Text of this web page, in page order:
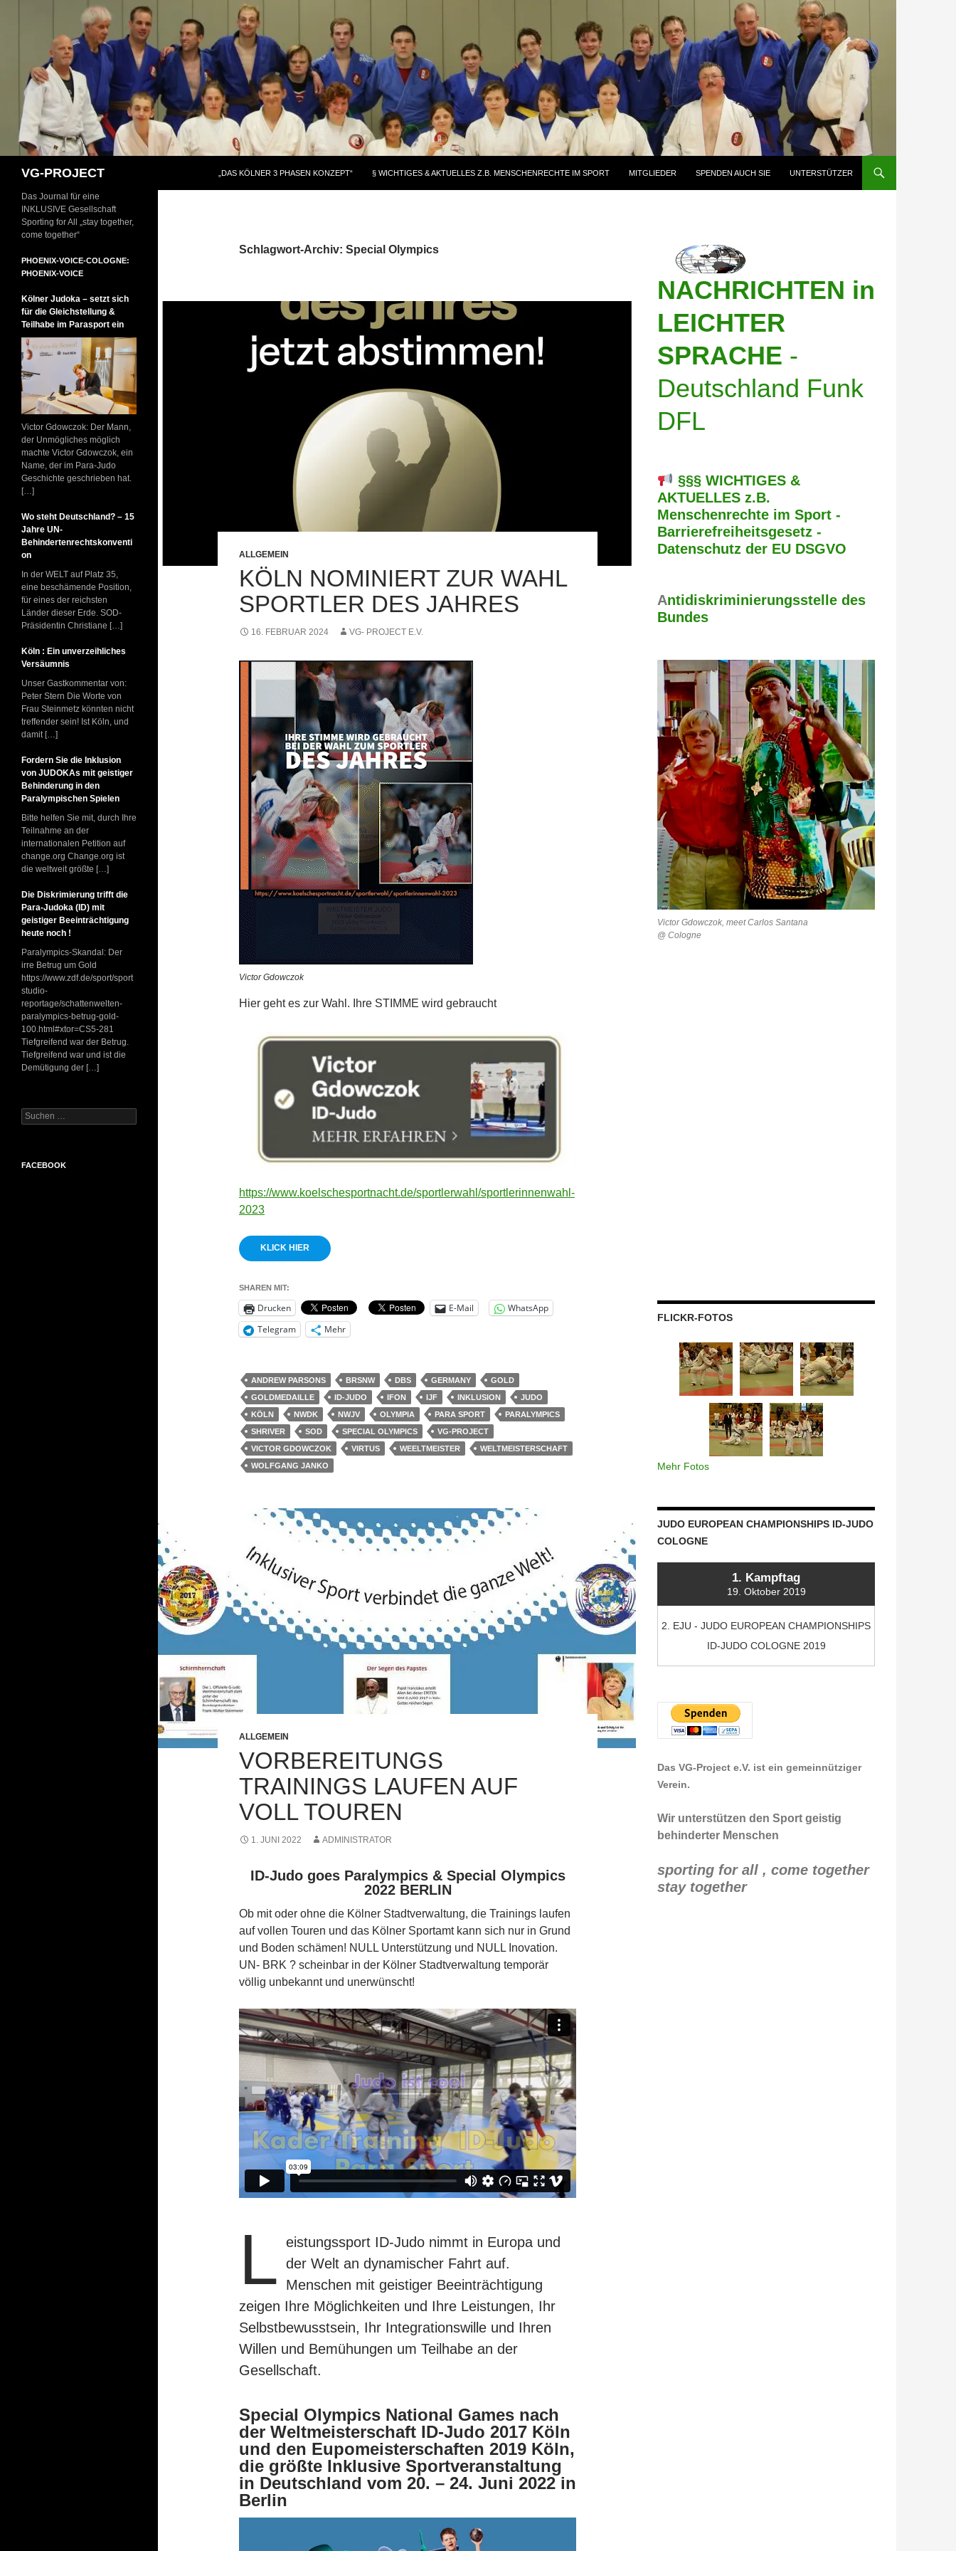
VG-PROJECT „DAS KÖLNER 3 PHASEN KONZEPT“ § WICHTIGES & AKTUELLES Z.B. MENSCHENRECHTE IM SPORT MITGLIEDER SPENDEN AUCH SIE UNTERSTÜTZER
Schlagwort-Archiv: Special Olympics
ALLGEMEIN
KÖLN NOMINIERT ZUR WAHL
SPORTLER DES JAHRES
16. FEBRUAR 2024 VG- PROJECT E.V.
Victor Gdowczok
Hier geht es zur Wahl. Ihre STIMME wird gebraucht
https://www.koelschesportnacht.de/sportlerwahl/sportlerinnenwahl-
2023
KLICK HIER
SHAREN MIT:
Drucken E-Mail
WhatsApp
Telegram
Mehr
ANDREW PARSONS BRSNW DBS GERMANY
GOLD
GOLDMEDAILLE
ID-JUDO IFON IJF INKLUSION
JUDO
KÖLN
NWDK NWJV OLYMPIA PARA SPORT
PARALYMPICS
SHRIVER
SOD SPECIAL OLYMPICS
VG-PROJECT
VICTOR GDOWCZOK
VIRTUS WEELTMEISTER
WELTMEISTERSCHAFT
WOLFGANG JANKO
ALLGEMEIN
VORBEREITUNGS
TRAININGS LAUFEN AUF
VOLL TOUREN
1. JUNI 2022 ADMINISTRATOR
ID-Judo goes Paralympics & Special Olympics
2022 BERLIN
Ob mit oder ohne die Kölner Stadtverwaltung, die Trainings laufen
auf vollen Touren und das Kölner Sportamt kann sich nur in Grund
und Boden schämen! NULL Unterstützung und NULL Inovation.
UN- BRK ? scheinbar in der Kölner Stadtverwaltung temporär
völlig unbekannt und unerwünscht!
L eistungssport ID-Judo nimmt in Europa und
der Welt an dynamischer Fahrt auf.
Menschen mit geistiger Beeinträchtigung
zeigen Ihre Möglichkeiten und Ihre Leistungen, Ihr
Selbstbewusstsein, Ihr Integrationswille und Ihren
Willen und Bemühungen um Teilhabe an der
Gesellschaft.
Special Olympics National Games nach
der Weltmeisterschaft ID-Judo 2017 Köln
und den Eupomeisterschaften 2019 Köln,
die größte Inklusive Sportveranstaltung
in Deutschland vom 20. – 24. Juni 2022 in
Berlin
NACHRICHTEN in
LEICHTER
SPRACHE -
Deutschland Funk
DFL
§§§ WICHTIGES &
AKTUELLES z.B.
Menschenrechte im Sport -
Barrierefreiheitsgesetz -
Datenschutz der EU DSGVO
Antidiskriminierungsstelle des
Bundes
Victor Gdowczok, meet Carlos Santana
@ Cologne
FLICKR-FOTOS
Mehr Fotos
JUDO EUROPEAN CHAMPIONSHIPS ID-JUDO
COLOGNE
1. Kampftag
19. Oktober 2019
2. EJU - JUDO EUROPEAN CHAMPIONSHIPS
ID-JUDO COLOGNE 2019
Das VG-Project e.V. ist ein gemeinnütziger
Verein.
Wir unterstützen den Sport geistig
behinderter Menschen
sporting for all , come together
stay together
Das Journal für eine
INKLUSIVE Gesellschaft
Sporting for All „stay together,
come together“
PHOENIX-VOICE-COLOGNE:
PHOENIX-VOICE
Kölner Judoka – setzt sich
für die Gleichstellung &
Teilhabe im Parasport ein
Victor Gdowczok: Der Mann,
der Unmögliches möglich
machte Victor Gdowczok, ein
Name, der im Para-Judo
Geschichte geschrieben hat.
[…]
Wo steht Deutschland? – 15
Jahre UN-
Behindertenrechtskonventi
on
In der WELT auf Platz 35,
eine beschämende Position,
für eines der reichsten
Länder dieser Erde. SOD-
Präsidentin Christiane […]
Köln : Ein unverzeihliches
Versäumnis
Unser Gastkommentar von:
Peter Stern Die Worte von
Frau Steinmetz könnten nicht
treffender sein! Ist Köln, und
damit […]
Fordern Sie die Inklusion
von JUDOKAs mit geistiger
Behinderung in den
Paralympischen Spielen
Bitte helfen Sie mit, durch Ihre
Teilnahme an der
internationalen Petition auf
change.org Change.org ist
die weltweit größte […]
Die Diskrimierung trifft die
Para-Judoka (ID) mit
geistiger Beeinträchtigung
heute noch !
Paralympics-Skandal: Der
irre Betrug um Gold
https://www.zdf.de/sport/sport
studio-
reportage/schattenwelten-
paralympics-betrug-gold-
100.html#xtor=CS5-281
Tiefgreifend war der Betrug.
Tiefgreifend war und ist die
Demütigung der […]
Suchen
nach:
FACEBOOK